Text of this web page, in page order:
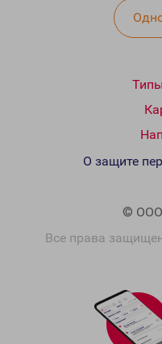
© ООО
Все права
О защите